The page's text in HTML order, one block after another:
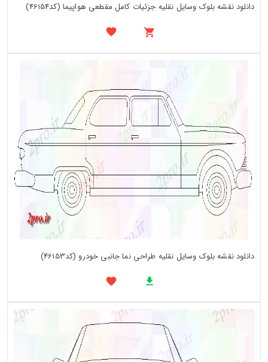
دانلود نقشه بلوک وسایل نقلیه جزئیات کامل مقطعی هواپیما (کد46154)
دانلود نقشه بلوک وسایل نقلیه طراحی نما جانبی خودرو (کد46153)